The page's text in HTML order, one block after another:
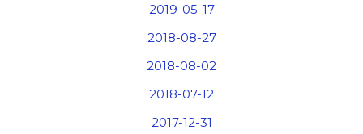
2019-05-17
2018-08-27
2018-08-02
2018-07-12
2017-12-31